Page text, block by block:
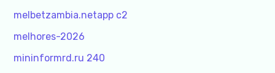
melbetzambia.netapp c2
melhores-2026
mininformrd.ru 240